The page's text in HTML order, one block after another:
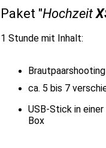
Paket "Hochzeit
1 Stunde mit Inhalt:
Brautpaarshooting
ca. 5 bis 7
USB-Stick in
Box